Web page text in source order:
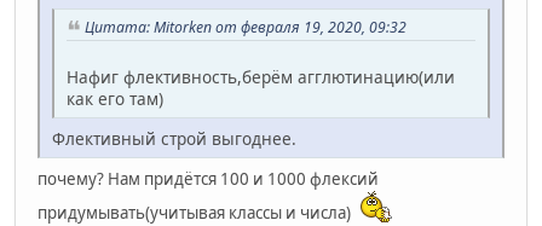
Цитата: Mitorken от февраля 19, 2020, 09:32
Нафиг флективность,берём агглютинацию(или
как его там)
Флективный строй выгоднее.
почему? Нам придётся 100 и 1000 флексий
придумывать(учитывая классы и числа)